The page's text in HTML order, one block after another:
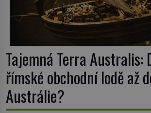
Tajemná Terra Australis:
římské obchodní lodě až
Austrálie?